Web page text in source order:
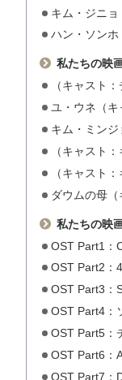
キム・ジニョ
ハン・ソンホ
私たちの映
（キャスト
ユ・ウネ（キ
キム・ミンジ
（キャスト
（キャスト
ダウムの母（
私たちの映
OST Part1：
OST Part2：
OST Part3：
OST Part4：
OST Part5：
OST Part6：
OST Part7：